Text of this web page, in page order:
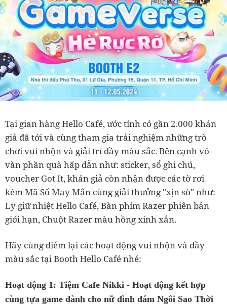
Tại gian hàng Hello Café, ước tính có gần 2.000 khán
giả đã tới và cùng tham gia trải nghiệm những trò
chơi vui nhộn và giải trí đầy màu sắc. Bên cạnh vô
vàn phần quà hấp dẫn như: sticker, sổ ghi chú,
voucher Got It, khán giả còn nhận được các tờ rơi
kèm Mã Số May Mắn cùng giải thưởng "xịn sò" như:
Ly giữ nhiệt Hello Café, Bàn phím Razer phiên bản
giới hạn, Chuột Razer màu hồng xinh xắn.
Hãy cùng điểm lại các hoạt động vui nhộn và đầy
màu sắc tại Booth Hello Café nhé:
Hoạt động 1: Tiệm Cafe Nikki - Hoạt động kết hợp
cùng tựa game dành cho nữ đình đám Ngôi Sao Thời